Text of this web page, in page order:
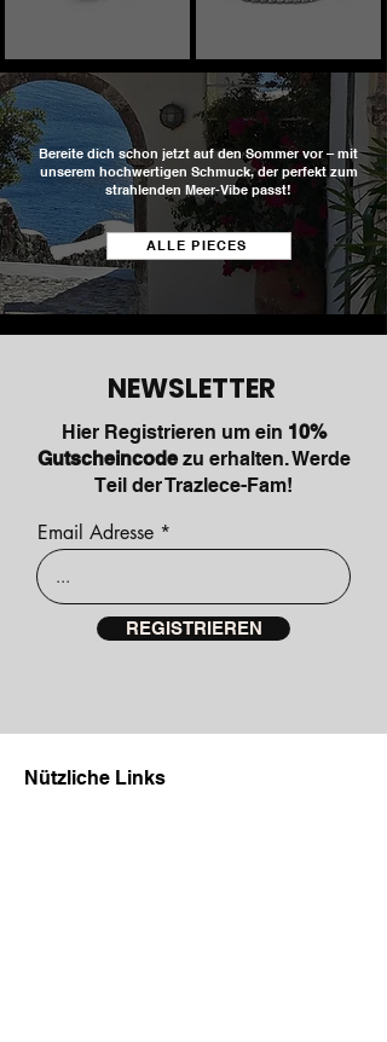
Bereite dich schon jetzt auf den Sommer vor – mit
unserem hochwertigen Schmuck, der perfekt zum
strahlenden Meer-Vibe passt!
ALLE PIECES
NEWSLETTER
Hier Registrieren um ein 10%
Gutscheincodezu erhalten. Werde
Teil der Trazlece-Fam!
Email Adresse
REGISTRIEREN
Nützliche Links